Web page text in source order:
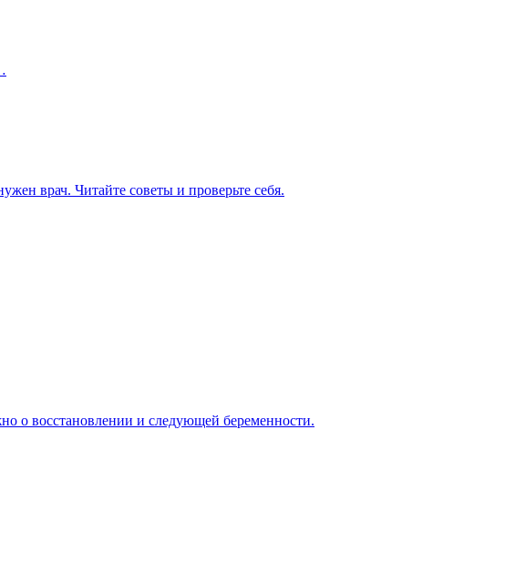
врач. Читайте советы и проверьте себя.
о восстановлении и следующей беременности.